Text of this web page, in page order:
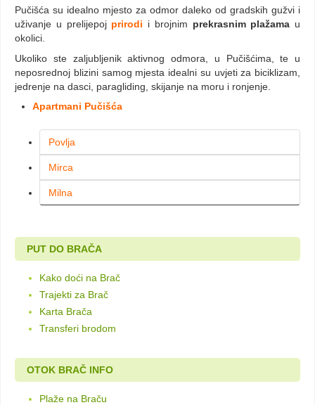
Pučišća su idealno mjesto za odmor daleko od gradskih gužvi i
uživanje u prelijepoj prirodi i brojnim prekrasnim plažama u
okolici.
Ukoliko ste zaljubljenik aktivnog odmora, u Pučišćima, te u
neposrednoj blizini samog mjesta idealni su uvjeti za biciklizam,
jedrenje na dasci, paragliding, skijanje na moru i ronjenje.
Apartmani Pučišća
Povlja
Mirca
Milna
PUT DO BRAČA
Kako doći na Brač
Trajekti za Brač
Karta Brača
Transferi brodom
OTOK BRAČ INFO
Plaže na Braču